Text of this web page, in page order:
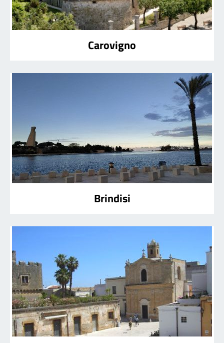
Carovigno
Brindisi